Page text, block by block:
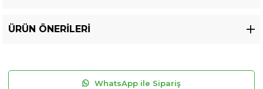
ÜRÜN ÖNERILERI
WhatsApp ile Sipariş